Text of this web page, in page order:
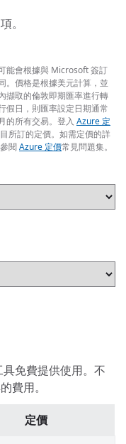
。
能會根據與 Microsoft 簽訂
。價格是根據美元計算，並
擷取的倫敦即期匯率進行轉
假日，則匯率設定日期通常
的所有交易。登入 Azure 定
所訂的定價。如需定價的詳
閱Azure 定價常見問題集。
免費提供使用。不
費用。
定價